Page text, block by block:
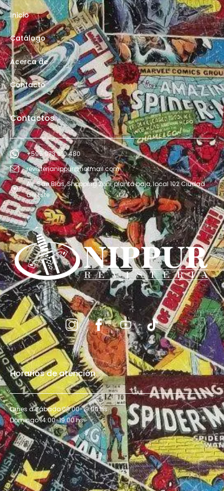
Inicio
Catálogo
Acerca de
Contacto
Contactos
+595 973 610 480
revisterianippur@hotmail.com
Av. San Blás, Shopping Zuni, planta baja, local 102 Ciudad
del Este
Horarios de atención
Lunes a Sábado 09:00-19:00 hs.
Domingo 14:00-19:00 hs.